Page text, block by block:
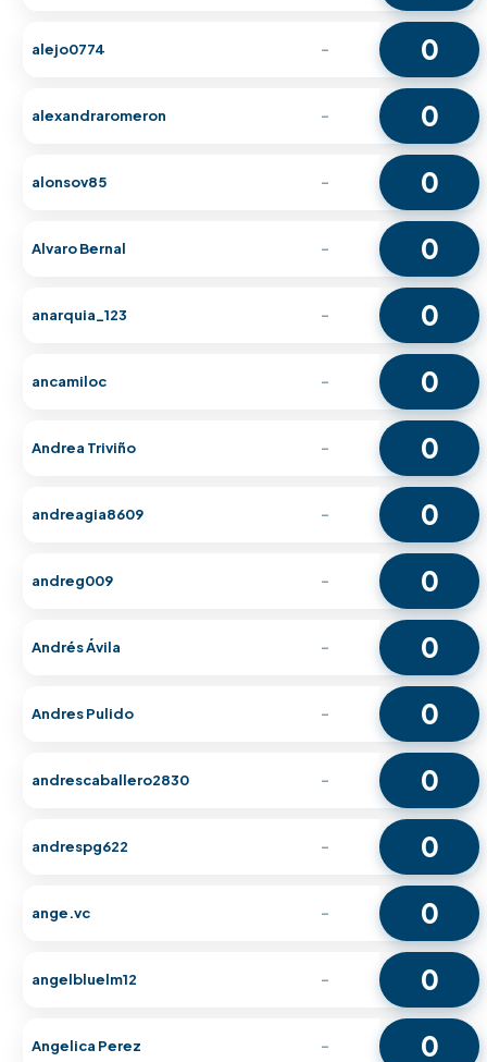
alejo0774 - 0
alexandraromeron - 0
alonsov85 - 0
Alvaro Bernal - 0
anarquia_123 - 0
ancamiloc - 0
Andrea Triviño - 0
andreagia8609 - 0
andreg009 - 0
Andrés Ávila - 0
Andres Pulido - 0
andrescaballero2830 - 0
andrespg622 - 0
ange.vc - 0
angelbluelm12 - 0
Angelica Perez - 0